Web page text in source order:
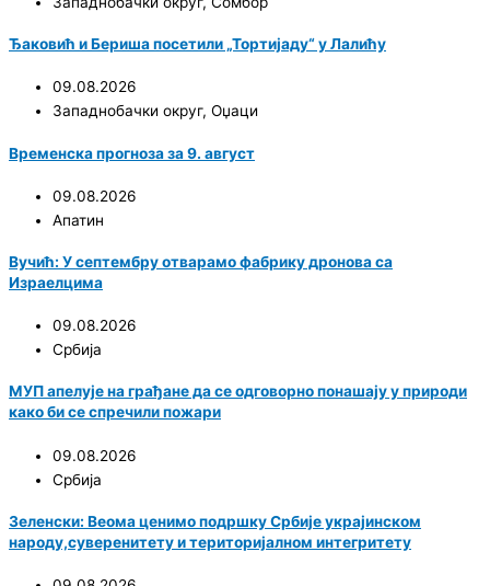
Ђаковић и Бериша посетили „Тортијаду“ у Лалићу
09.08.2026
Западнобачки округ, Оџаци
Временска прогноза за 9. август
09.08.2026
Апатин
Вучић: У септембру отварамо фабрику дронова са
Израелцима
09.08.2026
Србија
МУП апелује на грађане да се одговорно понашају у природи
како би се спречили пожари
09.08.2026
Србија
Зеленски: Веома ценимо подршку Србије украјинском
народу,суверенитету и територијалном интегритету